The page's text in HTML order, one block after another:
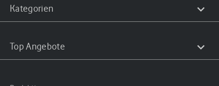
Kategorien
Top Angebote